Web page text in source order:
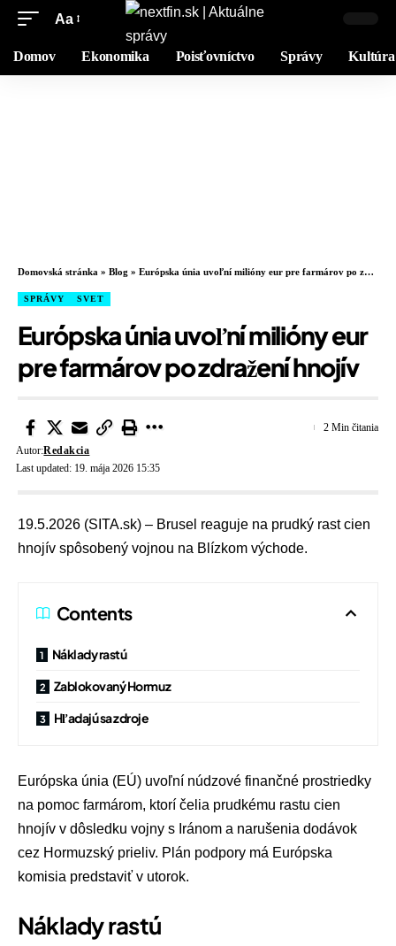
Aa
Domov Ekonomika Poisťovníctvo Správy Kultúra
Domovská stránka » Blog » Európska únia uvoľní milióny eur pre farmárov po zdražení hnojív
SPRÁVY SVET
Európska únia uvoľní milióny eur
pre farmárov po zdražení hnojív
Last updated: 19. mája 2026 15:35
Autor:Redakcia
2 Min čitania
19.5.2026 (SITA.sk) – Brusel reaguje na prudký rast cien
hnojív spôsobený vojnou na Blízkom východe.
Contents
Náklady rastú
Zablokovaný Hormuz
Hľadajú sa zdroje
Európska únia (EÚ) uvoľní núdzové finančné prostriedky
na pomoc farmárom, ktorí čelia prudkému rastu cien
hnojív v dôsledku vojny s Iránom a narušenia dodávok
cez Hormuzský prieliv. Plán podpory má Európska
komisia predstaviť v utorok.
Náklady rastú